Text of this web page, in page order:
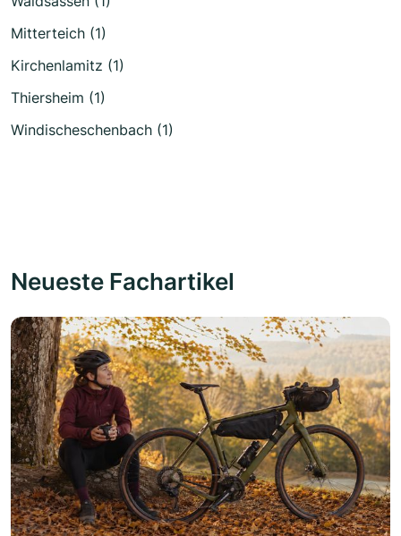
Mitterteich (1)
Kirchenlamitz (1)
Thiersheim (1)
Windischeschenbach (1)
Neueste Fachartikel